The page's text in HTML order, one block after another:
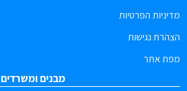
מדיניות הפרטיות
הצהרת נגישות
מפת אתר
מבנים ומשרדים